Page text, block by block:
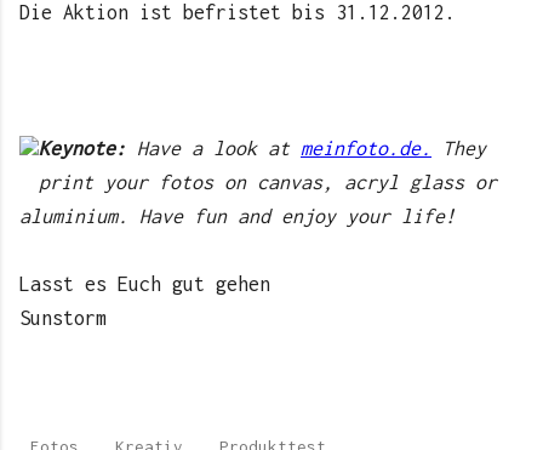
Die Aktion ist befristet bis 31.12.2012.
Keynote: Have a look at meinfoto.de.
They
print your fotos on canvas, acryl glass or
aluminium. Have fun and enjoy your life!
Lasst es Euch gut gehen
Sunstorm